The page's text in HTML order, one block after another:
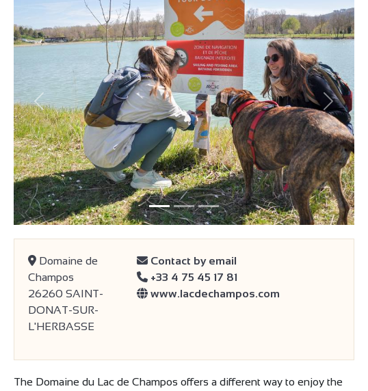
Previous Next
Domaine de
Champos
26260 SAINT-
DONAT-SUR-
L'HERBASSE
Contact by email
+33 4 75 45 17 81
www.lacdechampos.com
The Domaine du Lac de Champos offers a different way to enjoy the